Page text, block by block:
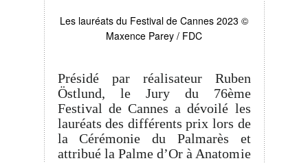
Les lauréats du Festival de Cannes 2023 ©
Maxence Parey / FDC
Présidé par réalisateur Ruben
Östlund, le Jury du 76ème
Festival de Cannes a dévoilé les
lauréats des différents prix lors de
la Cérémonie du Palmarès et
attribué la Palme d’Or à Anatomie